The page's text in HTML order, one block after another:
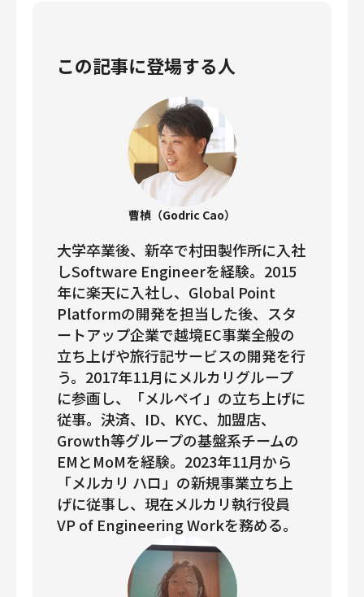
この記事に登場する人
曹楨（Godric Cao）
大学卒業後、新卒で村田製作所に入社
しSoftware Engineerを経験。2015
年に楽天に入社し、Global Point
Platformの開発を担当した後、スタ
ートアップ企業で越境EC事業全般の
立ち上げや旅行記サービスの開発を行
う。2017年11月にメルカリグループ
に参画し、「メルペイ」の立ち上げに
従事。決済、ID、KYC、加盟店、
Growth等グループの基盤系チームの
EMとMoMを経験。2023年11月から
「メルカリ ハロ」の新規事業立ち上
げに従事し、現在メルカリ執行役員
VP of Engineering Workを務める。